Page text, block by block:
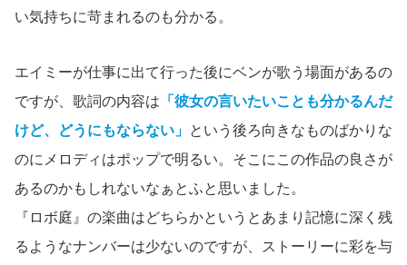
い気持ちに苛まれるのも分かる。
エイミーが仕事に出て行った後にベンが歌う場面があるの
ですが、歌詞の内容は 「彼女の言いたいことも分かるんだ
けど、どうにもならない」 という後ろ向きなものばかりな
のにメロディはポップで明るい。そこにこの作品の良さが
あるのかもしれないなぁとふと思いました。
『ロボ庭』の楽曲はどちらかというとあまり記憶に深く残
るようなナンバーは少ないのですが、ストーリーに彩を与